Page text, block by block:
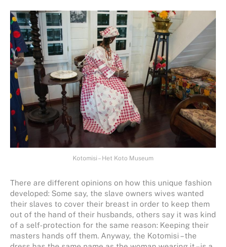
Kotomisi – Het Koto Museum
There are different opinions on how this unique fashion
developed: Some say, the slave owners wives wanted
their slaves to cover their breast in order to keep them
out of the hand of their husbands, others say it was kind
of a self-protection for the same reason: Keeping their
masters hands off them. Anyway, the Kotomisi – the